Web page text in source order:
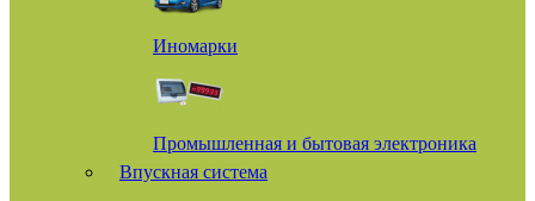
Иномарки
Промышленная и бытовая электроника
Впускная система